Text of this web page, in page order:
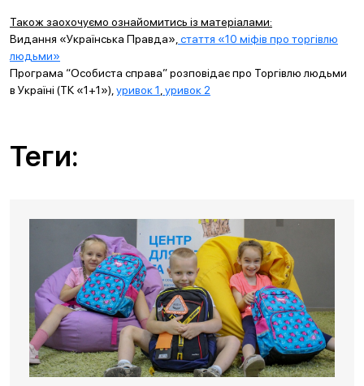
Також заохочуємо ознайомитись із матеріалами:
Видання «Українська Правда», стаття «10 міфів про торгівлю
людьми»
Програма “Особиста справа” розповідає про Торгівлю людьми
в Україні (ТК «1+1»), уривок 1 уривок 2
Теги: